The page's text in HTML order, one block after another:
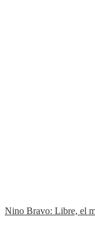
Nino Bravo: Libre, el